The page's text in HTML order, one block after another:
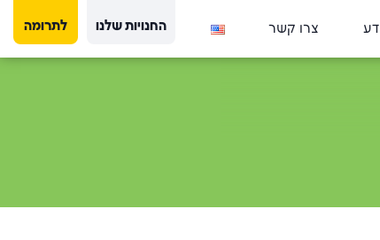
צרו קשר החנויות שלנו לתרומה